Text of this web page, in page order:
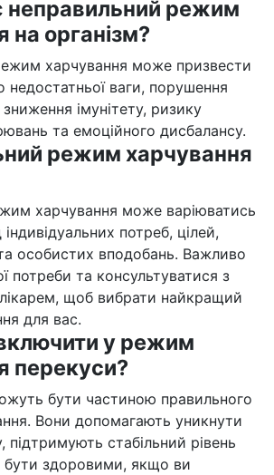
неправильний режим
на організм?
харчування може призвести
недостатньої ваги, порушення
імунітету, ризику
та емоційного дисбалансу.
режим харчування
харчування може варіюватись
індивідуальних потреб, цілей,
особистих вподобань. Важливо
потреби та консультуватися з
щоб вибрати найкращий
для вас.
у режим
перекуси?
бути частиною правильного
Вони допомагають уникнути
підтримують стабільний рівень
бути здоровими, якщо ви